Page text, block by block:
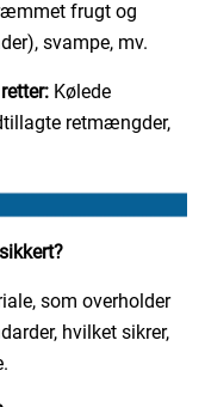
frugt og
svampe, mv.​
Kølede
retmængder,
som overholder
hvilket sikrer,